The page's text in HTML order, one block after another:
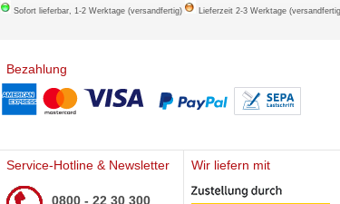
Sofort lieferbar, 1-2 Werktage (versandfertig)
Lieferzeit 2-3 Werktage
Bezahlung
Service-Hotline & Newsletter
0800 - 22 30 300
Wir liefern mit